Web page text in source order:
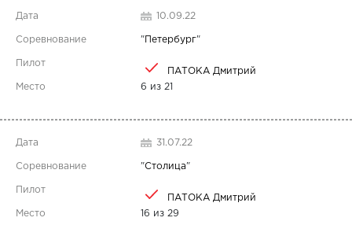
10.09.22
" Петербург"
ПАТОКА Дмитрий
6 из 21
31.07.22
"Столица"
ПАТОКА Дмитрий
16 из 29